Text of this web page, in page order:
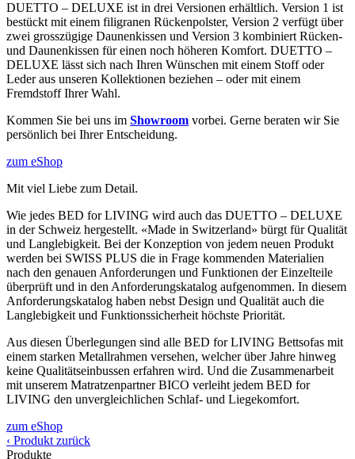
DUETTO – DELUXE ist in drei Versionen erhältlich. Version 1 ist
bestückt mit einem filigranen Rückenpolster, Version 2 verfügt über
zwei grosszügige Daunenkissen und Version 3 kombiniert Rücken-
und Daunenkissen für einen noch höheren Komfort. DUETTO –
DELUXE lässt sich nach Ihren Wünschen mit einem Stoff oder
Leder aus unseren Kollektionen beziehen – oder mit einem
Fremdstoff Ihrer Wahl.
Kommen Sie bei uns im Showroom vorbei. Gerne beraten wir Sie
persönlich bei Ihrer Entscheidung.
zum eShop
Mit viel Liebe zum Detail.
Wie jedes BED for LIVING wird auch das DUETTO – DELUXE
in der Schweiz hergestellt. «Made in Switzerland» bürgt für Qualität
und Langlebigkeit. Bei der Konzeption von jedem neuen Produkt
werden bei SWISS PLUS die in Frage kommenden Materialien
nach den genauen Anforderungen und Funktionen der Einzelteile
überprüft und in den Anforderungskatalog aufgenommen. In diesem
Anforderungskatalog haben nebst Design und Qualität auch die
Langlebigkeit und Funktionssicherheit höchste Priorität.
Aus diesen Überlegungen sind alle BED for LIVING Bettsofas mit
einem starken Metallrahmen versehen, welcher über Jahre hinweg
keine Qualitätseinbussen erfahren wird. Und die Zusammenarbeit
mit unserem Matratzenpartner BICO verleiht jedem BED for
LIVING den unvergleichlichen Schlaf- und Liegekomfort.
zum eShop
‹ Produkt zurück
Produkte